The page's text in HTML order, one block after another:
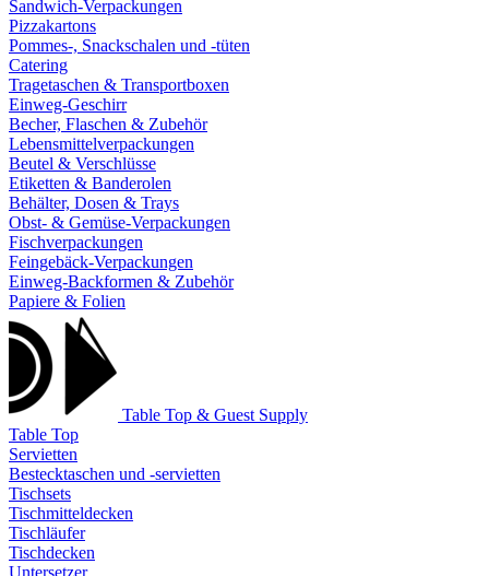
Sandwich-Verpackungen
Pizzakartons
Pommes-, Snackschalen und -tüten
Catering
Tragetaschen & Transportboxen
Einweg-Geschirr
Becher, Flaschen & Zubehör
Lebensmittelverpackungen
Beutel & Verschlüsse
Etiketten & Banderolen
Behälter, Dosen & Trays
Obst- & Gemüse-Verpackungen
Fischverpackungen
Feingebäck-Verpackungen
Einweg-Backformen & Zubehör
Papiere & Folien
Table Top & Guest Supply
Table Top
Servietten
Bestecktaschen und -servietten
Tischsets
Tischmitteldecken
Tischläufer
Tischdecken